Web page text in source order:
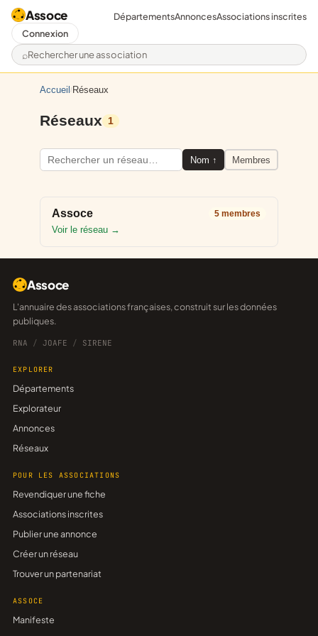
Assoce
Rechercher une association
DépartementsAnnoncesAssociations inscrites
Connexion
Accueil / Réseaux
Réseaux 1
Nom Membres
Assoce 5 membres
Voir le réseau →
Assoce
L'annuaire des associations françaises, construit sur les données
publiques.
RNA / JOAFE / SIRENE
EXPLORER
Départements
Explorateur
Annonces
Réseaux
POUR LES ASSOCIATIONS
Revendiquer une fiche
Associations inscrites
Publier une annonce
Créer un réseau
Trouver un partenariat
ASSOCE
Manifeste